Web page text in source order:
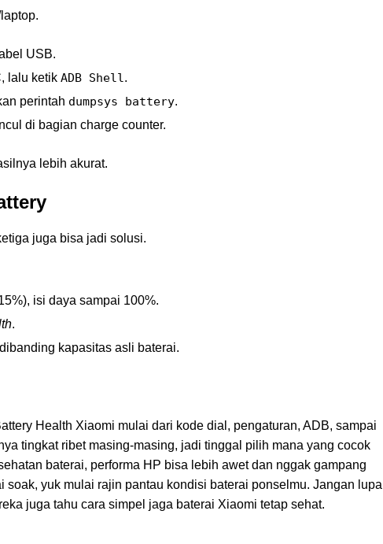
USB.
lalu ketik ADB Shell.
perintah dumpsys battery.
di bagian charge counter.
lebih akurat.
juga bisa jadi solusi.
isi daya sampai 100%.
.
kapasitas asli baterai.
Health Xiaomi mulai dari kode dial, pengaturan, ADB, sampai
tingkat ribet masing-masing, jadi tinggal pilih mana yang cocok
baterai, performa HP bisa lebih awet dan nggak gampang
soak, yuk mulai rajin pantau kondisi baterai ponselmu. Jangan lupa
juga tahu cara simpel jaga baterai Xiaomi tetap sehat.